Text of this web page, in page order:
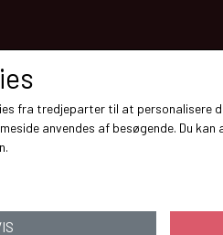
fra tredjeparter til at personalisere
anvendes af besøgende. Du